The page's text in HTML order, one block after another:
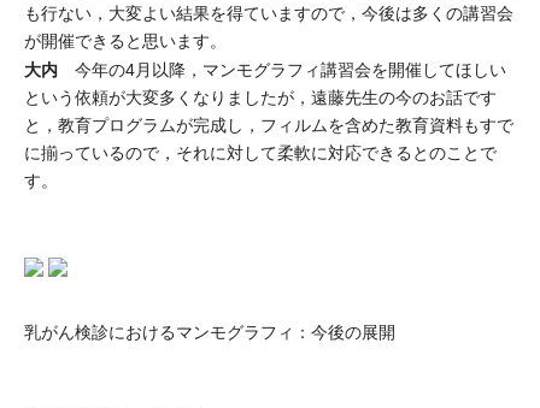
も行ない，大変よい結果を得ていますので，今後は多くの講習会
が開催できると思います。
大内 今年の4月以降，マンモグラフィ講習会を開催してほしい
という依頼が大変多くなりましたが，遠藤先生の今のお話です
と，教育プログラムが完成し，フィルムを含めた教育資料もすで
に揃っているので，それに対して柔軟に対応できるとのことで
す。
乳がん検診におけるマンモグラフィ：今後の展開